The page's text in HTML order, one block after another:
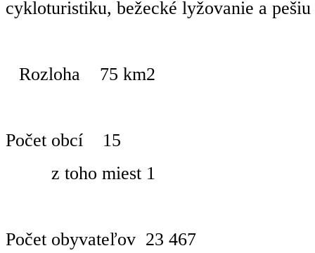
cykloturistiku, bežecké lyžovanie a
Rozloha 75 km2
Počet obcí
15
z toho miest 1
Počet obyvateľov 23 467